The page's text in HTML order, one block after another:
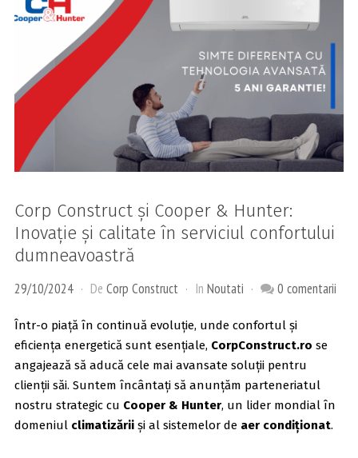
Corp Construct și Cooper & Hunter:
Inovație și calitate în serviciul confortului
dumneavoastră
29/10/2024 De Corp Construct In Noutati 0 comentarii
Într-o piață în continuă evoluție, unde confortul și
eficiența energetică sunt esențiale, CorpConstruct.ro se
angajează să aducă cele mai avansate soluții pentru
clienții săi. Suntem încântați să anunțăm parteneriatul
nostru strategic cu Cooper & Hunter, un lider mondial în
domeniul climatizăriiși al sistemelor de aer condiționat.